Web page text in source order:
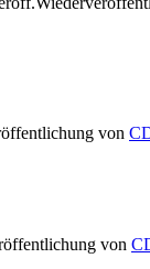
von
von